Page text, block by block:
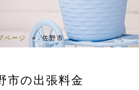
ページ »佐野市
市の出張料金